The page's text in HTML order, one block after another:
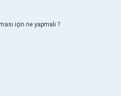
için ne yapmalı ?